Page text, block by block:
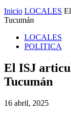
Inicio LOCALES
Tucumán
LOCALES
POLITICA
El ISJ
Tucumán
16 abril, 2025